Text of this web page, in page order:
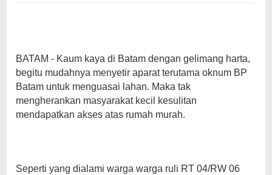
BATAM - Kaum kaya di Batam dengan gelimang harta,
begitu mudahnya menyetir aparat terutama oknum BP
Batam untuk menguasai lahan. Maka tak
mengherankan masyarakat kecil kesulitan
mendapatkan akses atas rumah murah.
Seperti yang dialami warga warga ruli RT 04/RW 06